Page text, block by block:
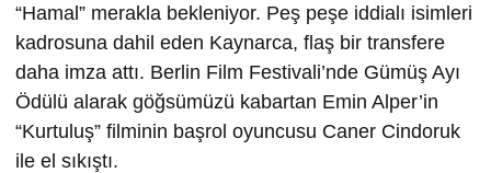
“Hamal” merakla bekleniyor. Peş peşe iddialı isimleri
kadrosuna dahil eden Kaynarca, flaş bir transfere
daha imza attı. Berlin Film Festivali’nde Gümüş Ayı
Ödülü alarak göğsümüzü kabartan Emin Alper’in
“Kurtuluş” filminin başrol oyuncusu Caner Cindoruk
ile el sıkıştı.